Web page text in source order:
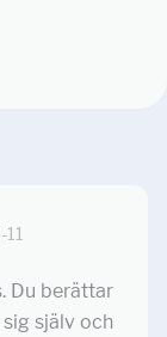
Du berättar
själv och